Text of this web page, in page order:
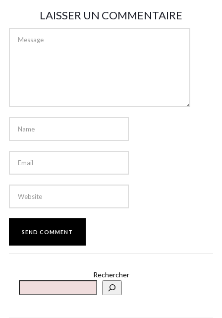
LAISSER UN COMMENTAIRE
Rechercher